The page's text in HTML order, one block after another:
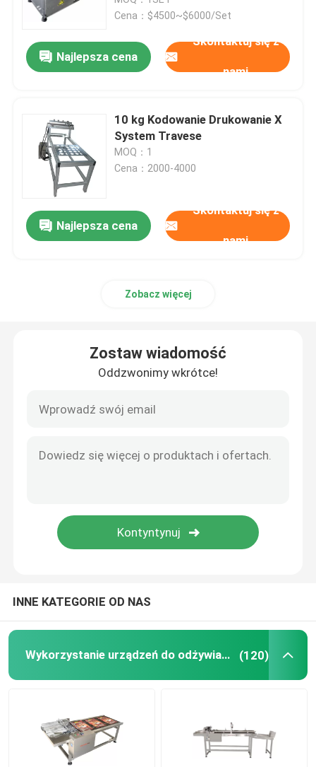
Podsycacz papieru o tarciu
Maszyna przywoławcza
Przenośnik drukarki atramentowej
Drukowanie Aplikacja systemów oznakowania
Systemy kodowania atramentowego
Kodowanie uchwytu drukarki atramentowej
System kontroli wizualnej
Cena：$4500~$6000/Set
Najlepsza cena
Skontaktuj się z
nami
10 kg Kodowanie Drukowanie X
System Travese
MOQ：1
Cena：2000-4000
Najlepsza cena
Skontaktuj się z
nami
Zobacz więcej
Zostaw wiadomość
Oddzwonimy wkrótce!
INNE KATEGORIE OD NAS
Wykorzystanie urządzeń do odżywiania (120)